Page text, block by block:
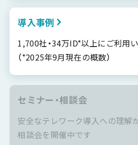
導入事例
1,700社・34万ID*以上にご利用
（*2025年9月現在の概数）
セミナー・相談会
安全なテレワーク導入への理解
相談会を開催中です